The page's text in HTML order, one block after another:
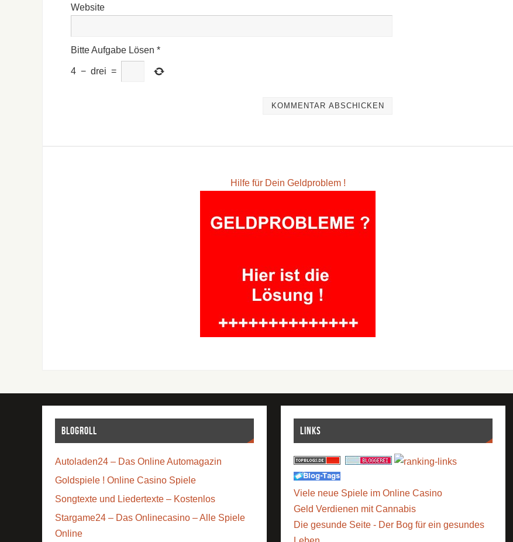
Website
Bitte Aufgabe Lösen *
4 − drei =
Hilfe für Dein Geldproblem !
Blogroll
Autoladen24 – Das Online Automagazin
Goldspiele ! Online Casino Spiele
Songtexte und Liedertexte – Kostenlos
Stargame24 – Das Onlinecasino – Alle Spiele
Online
Links
Viele neue Spiele im Online Casino
Geld Verdienen mit Cannabis
Die gesunde Seite - Der Bog für ein gesundes